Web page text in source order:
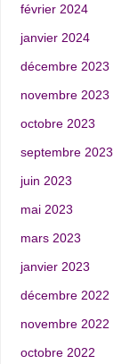
février 2024
janvier 2024
décembre 2023
novembre 2023
octobre 2023
septembre 2023
juin 2023
mai 2023
mars 2023
janvier 2023
décembre 2022
novembre 2022
octobre 2022